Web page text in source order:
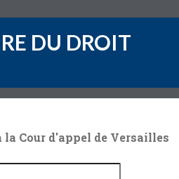
DU DROIT
Cour d'appel de Versailles